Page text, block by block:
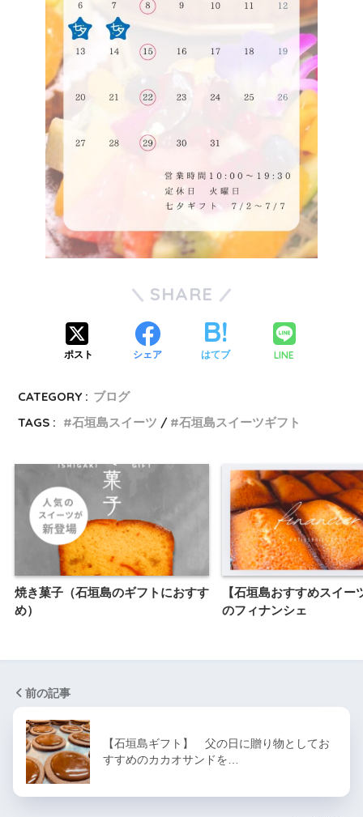
SHARE
ポスト シェア はてブ LINE
CATEGORY : ブログ
TAGS :
石垣島スイーツ 石垣島スイーツギフト
焼き菓子（石垣島のギフトにおすす
め）
【石垣島おすすめスイー
のフィナンシェ
前の記事
【石垣島ギフト】 父の日に贈り物としてお
すすめのカカオサンドを…